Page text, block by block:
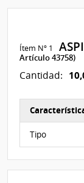
Ítem Nº 1
Artículo 43758)
Cantidad:
Tipo